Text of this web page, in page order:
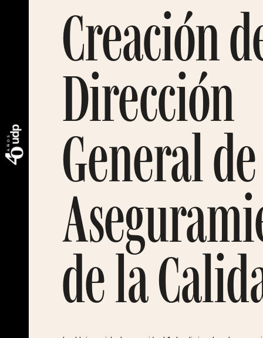
Creación
Dirección
General de
de la